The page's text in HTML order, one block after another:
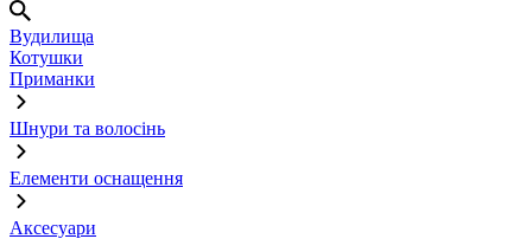
Вудилища
Котушки
Приманки
Шнури та волосінь
Елементи оснащення
Аксесуари